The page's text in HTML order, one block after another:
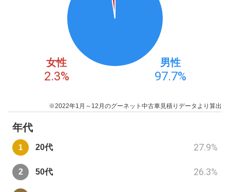
女性
2.3%
男性
97.7%
※2022年1月～12月のグーネット中古車見積りデータより算出
年代
20代 27.9%
50代 26.3%